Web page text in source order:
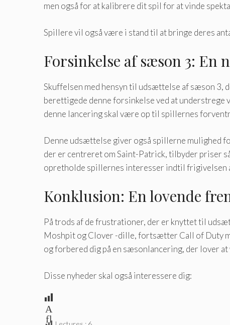
men også for at kalibrere dit spil for at vinde
Spillere vil også være i stand til at bringe deres
Forsinkelse af sæson 3:
Skuffelsen med hensyn til udsættelse af sæson 3,
berettigede denne forsinkelse ved at
denne lancering skal være op til spillernes
Denne udsættelse giver også spillerne mulighed
der er centreret om Saint-Patrick, tilbyder priser
opretholde spillernes interesser indtil frigivelsen
Konklusion: En lovende
På trods af de frustrationer, der er knyttet til
Moshpit og Clover -dille, fortsætter Call of Duty
og forbered dig på en sæsonlancering, der lover
Disse nyheder skal også interessere dig:
A
fl